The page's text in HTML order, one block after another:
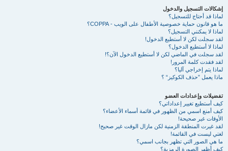
إشكالات التسجيل والدخول
لماذا قد أحتاج للتسجيل؟
ما هو قانون حماية خصوصية الأطفال على الويب - COPPA؟
لماذا لا يمكنني التسجيل؟
لقد سجلت لكن لا أستطيع الدخول!
لماذا لا أستطيع الدخول؟
لقد سجلت في الماضي لكن لا أستطيع الدخول الآن؟!
لقد فقدت كلمة المرور!
لماذا يتم إخراجي آليا؟
ماذا يعمل ”حذف الكوكيز“ ؟
تفضيلات وإعدادات العضو
كيف أستطيع تغيير إعداداتي؟
كيف أمنع اسمي من الظهور في قائمة أسماء الأعضاء؟
الأوقات غير صحيحة!
لقد غيرت المنطقة الزمنية لكن مازال الوقت غير صحيح!
لغتي ليست في القائمة!
ما هي الصور التي تظهر بجانب اسمي؟
كيف أظهر الصورة الرمزية؟